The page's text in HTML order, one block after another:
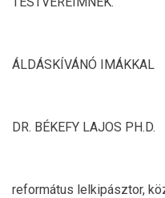
ÁLDÁSKÍVÁNÓ IMÁKKAL
DR. BÉKEFY LAJOS PH.D.
református lelkipásztor,